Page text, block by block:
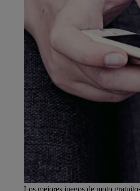
Los mejores juegos de moto